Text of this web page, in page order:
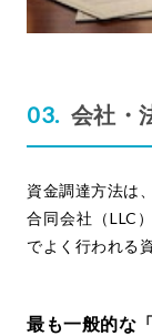
会社・
資金調達方法は
合同会社（LLC
でよく行われる
最も一般的な